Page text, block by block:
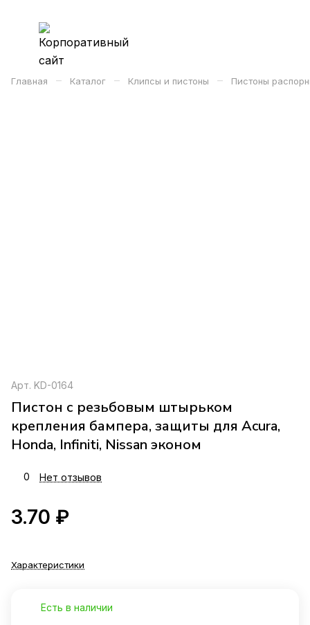
Главная – Каталог – Клипсы и пистоны – Пистоны
Арт. KD-0164
Пистон с резьбовым штырьком
крепления бампера, защиты для Acura,
Honda, Infiniti, Nissan эконом
0 Нет отзывов
3.70 ₽
Характеристики
Есть в наличии